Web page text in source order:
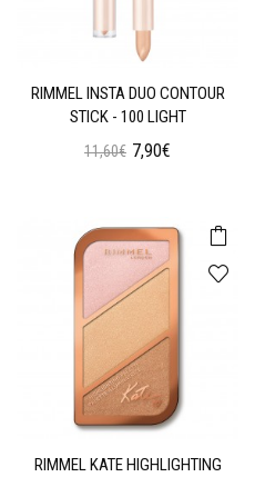
RIMMEL INSTA DUO CONTOUR
STICK - 100 LIGHT
11,60€ 7,90€
RIMMEL KATE HIGHLIGHTING